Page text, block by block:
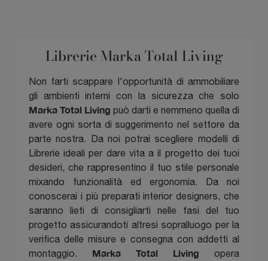
Librerie Marka Total Living
Non farti scappare l'opportunità di ammobiliare
gli ambienti interni con la sicurezza che solo
Marka Total Living può darti e nemmeno quella di
avere ogni sorta di suggerimento nel settore da
parte nostra. Da noi potrai scegliere modelli di
Librerie ideali per dare vita a il progetto dei tuoi
desideri, che rappresentino il tuo stile personale
mixando funzionalità ed ergonomia. Da noi
conoscerai i più preparati interior designers, che
saranno lieti di consigliarti nelle fasi del tuo
progetto assicurandoti altresì sopralluogo per la
verifica delle misure e consegna con addetti al
montaggio. Marka Total Living opera